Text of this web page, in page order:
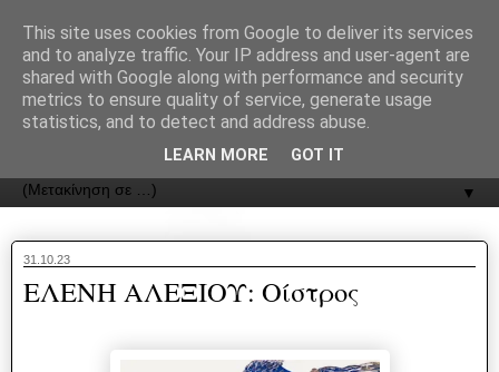
ΟΔΟΣ
▼
31.10.23
ΕΛΕΝΗ ΑΛΕΞΙΟΥ: Οίστρος
This site uses cookies from Google to deliver its services
and to analyze traffic. Your IP address and user-agent are
shared with Google along with performance and security
metrics to ensure quality of service, generate usage
statistics, and to detect and address abuse.
LEARN MORE GOT IT